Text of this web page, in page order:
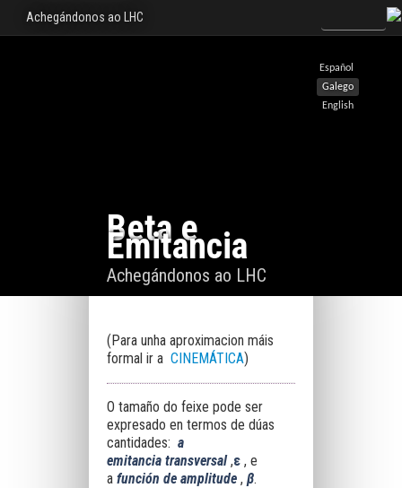
Español
Galego
English
Achegándonos ao LHC
Beta e
Emitancia
Achegándonos ao LHC
(Para unha aproximacion máis
formal ir a CINEMÁTICA)
O tamaño do feixe pode ser
expresado en termos de dúas
cantidades: a
emitancia transversal,ε, e
a función de amplitude , β.